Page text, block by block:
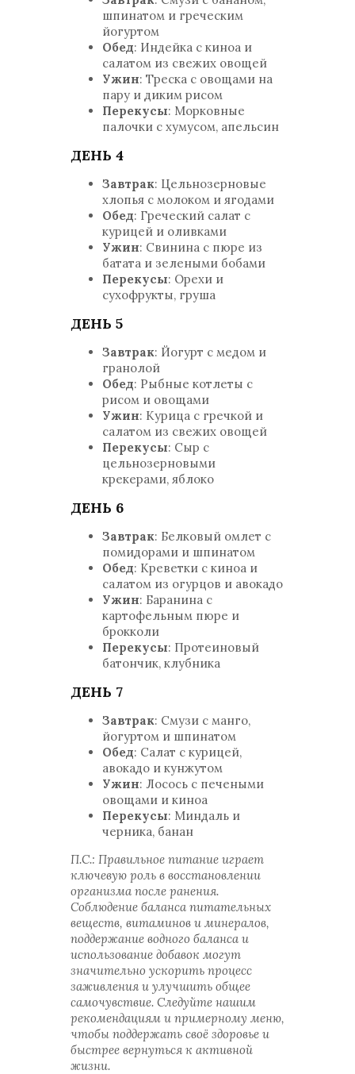
шпинатом и греческим
йогуртом
Обед: Индейка с киноа и
салатом из свежих овощей
Ужин: Треска с овощами на
пару и диким рисом
Перекусы: Морковные
палочки с хумусом, апельсин
ДЕНЬ 4
Завтрак: Цельнозерновые
хлопья с молоком и ягодами
Обед: Греческий салат с
курицей и оливками
Ужин: Свинина с пюре из
батата и зелеными бобами
Перекусы: Орехи и
сухофрукты, груша
ДЕНЬ 5
Завтрак: Йогурт с медом и
гранолой
Обед: Рыбные котлеты с
рисом и овощами
Ужин: Курица с гречкой и
салатом из свежих овощей
Перекусы: Сыр с
цельнозерновыми
крекерами, яблоко
ДЕНЬ 6
Завтрак: Белковый омлет с
помидорами и шпинатом
Обед: Креветки с киноа и
салатом из огурцов и авокадо
Ужин: Баранина с
картофельным пюре и
брокколи
Перекусы: Протеиновый
батончик, клубника
ДЕНЬ 7
Завтрак: Смузи с манго,
йогуртом и шпинатом
Обед: Салат с курицей,
авокадо и кунжутом
Ужин: Лосось с печеными
овощами и киноа
Перекусы: Миндаль и
черника, банан
П.С.: Правильное питание играет
ключевую роль в восстановлении
организма после ранения.
Соблюдение баланса питательных
веществ, витаминов и минералов,
поддержание водного баланса и
использование добавок могут
значительно ускорить процесс
заживления и улучшить общее
самочувствие. Следуйте нашим
рекомендациям и примерному меню,
чтобы поддержать своё здоровье и
быстрее вернуться к активной
жизни.